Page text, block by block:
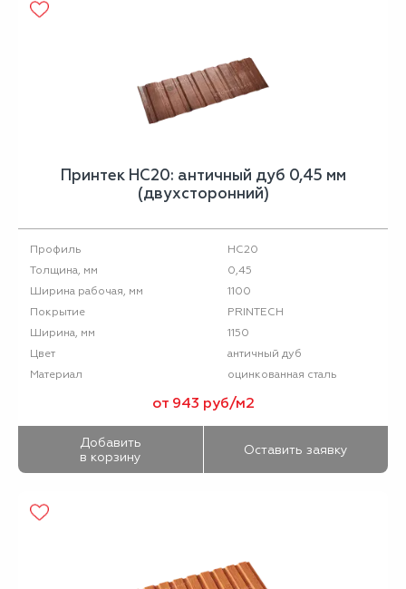
Принтек НС20: античный дуб 0,45 мм
(двухсторонний)
Профиль
НС20
Толщина, мм
0,45
Ширина рабочая, мм
1100
Покрытие
PRINTECH
Ширина, мм
1150
Цвет
античный дуб
Материал
оцинкованная сталь
от 943 руб/м2
Добавить
в корзину
Оставить заявку